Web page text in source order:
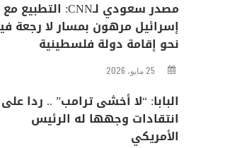
مصدر سعودي لـCNN: التطبيع مع
إسرائيل مرهون بمسار لا رجعة
نحو إقامة دولة فلسطينية
25 مايو، 2026
البابا: “لا أخشى ترامب” .. ردا على
انتقادات وجهها له الرئيس
الأمريكي